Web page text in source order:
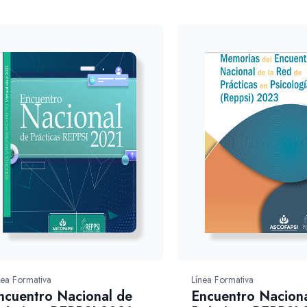
Formativa
Nacional de
Línea Formativa
Encuentro